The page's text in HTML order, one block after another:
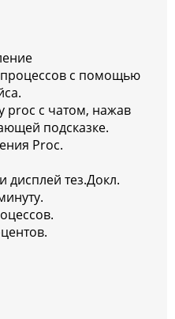
процессов с помощью
proc с чатом, нажав
подсказке.
Proc.
дисплей тез.Докл.